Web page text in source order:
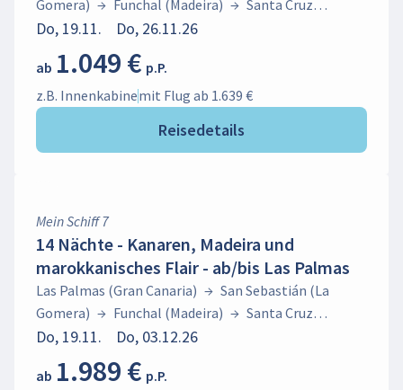
Gomera) → Funchal (Madeira) → Santa Cruz
(Teneriffa)
→ Puerto del Rosario
(Fuerteventura)
Do, 19.11. Do, 26.11.26
ab 1.049 € p.P.
z.B. Innenkabinemit Flug ab 1.639 €
Reisedetails
Mein Schiff 7
14 Nächte - Kanaren, Madeira und
marokkanisches Flair - ab/bis Las Palmas
Las Palmas (Gran Canaria) → San Sebastián (La
Gomera) → Funchal (Madeira) → Santa Cruz
(Teneriffa)
→ Puerto del Rosario
(Fuerteventura)
Canaria) → Agadir →
Do, 19.11. Do, 03.12.26
ab 1.989 € p.P.